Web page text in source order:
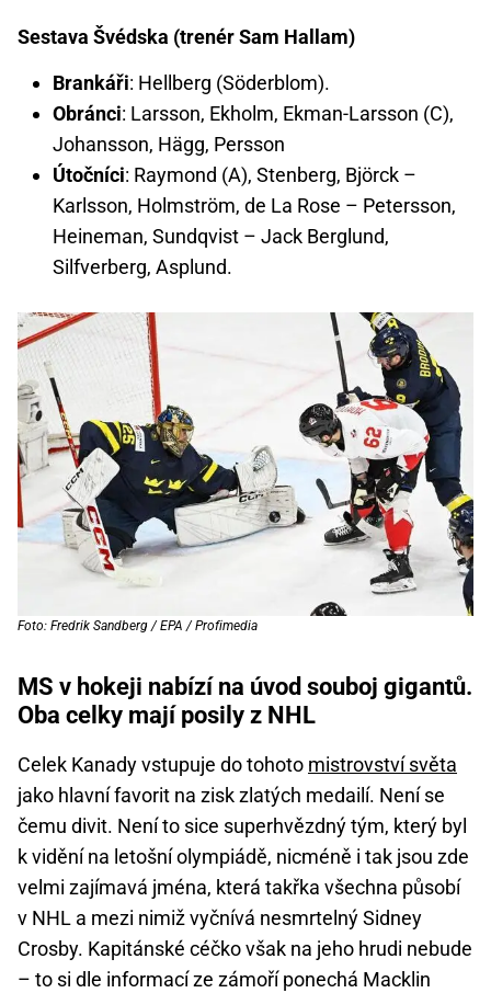
Sestava Švédska (trenér Sam Hallam)
Brankáři: Hellberg (Söderblom).
Obránci: Larsson, Ekholm, Ekman-Larsson (C),
Johansson, Hägg, Persson
Útočníci: Raymond (A), Stenberg, Björck –
Karlsson, Holmström, de La Rose – Petersson,
Heineman, Sundqvist – Jack Berglund,
Silfverberg, Asplund.
Foto: Fredrik Sandberg / EPA / Profimedia
MS v hokeji nabízí na úvod souboj gigantů.
Oba celky mají posily z NHL
Celek Kanady vstupuje do tohoto mistrovství světa
jako hlavní favorit na zisk zlatých medailí. Není se
čemu divit. Není to sice superhvězdný tým, který byl
k vidění na letošní olympiádě, nicméně i tak jsou zde
velmi zajímavá jména, která takřka všechna působí
v NHL a mezi nimiž vyčnívá nesmrtelný Sidney
Crosby. Kapitánské céčko však na jeho hrudi nebude
– to si dle informací ze zámoří ponechá Macklin